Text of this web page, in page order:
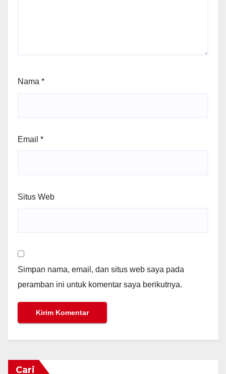
Nama *
Email *
Situs Web
Simpan nama, email, dan situs web saya pada
peramban ini untuk komentar saya berikutnya.
Cari